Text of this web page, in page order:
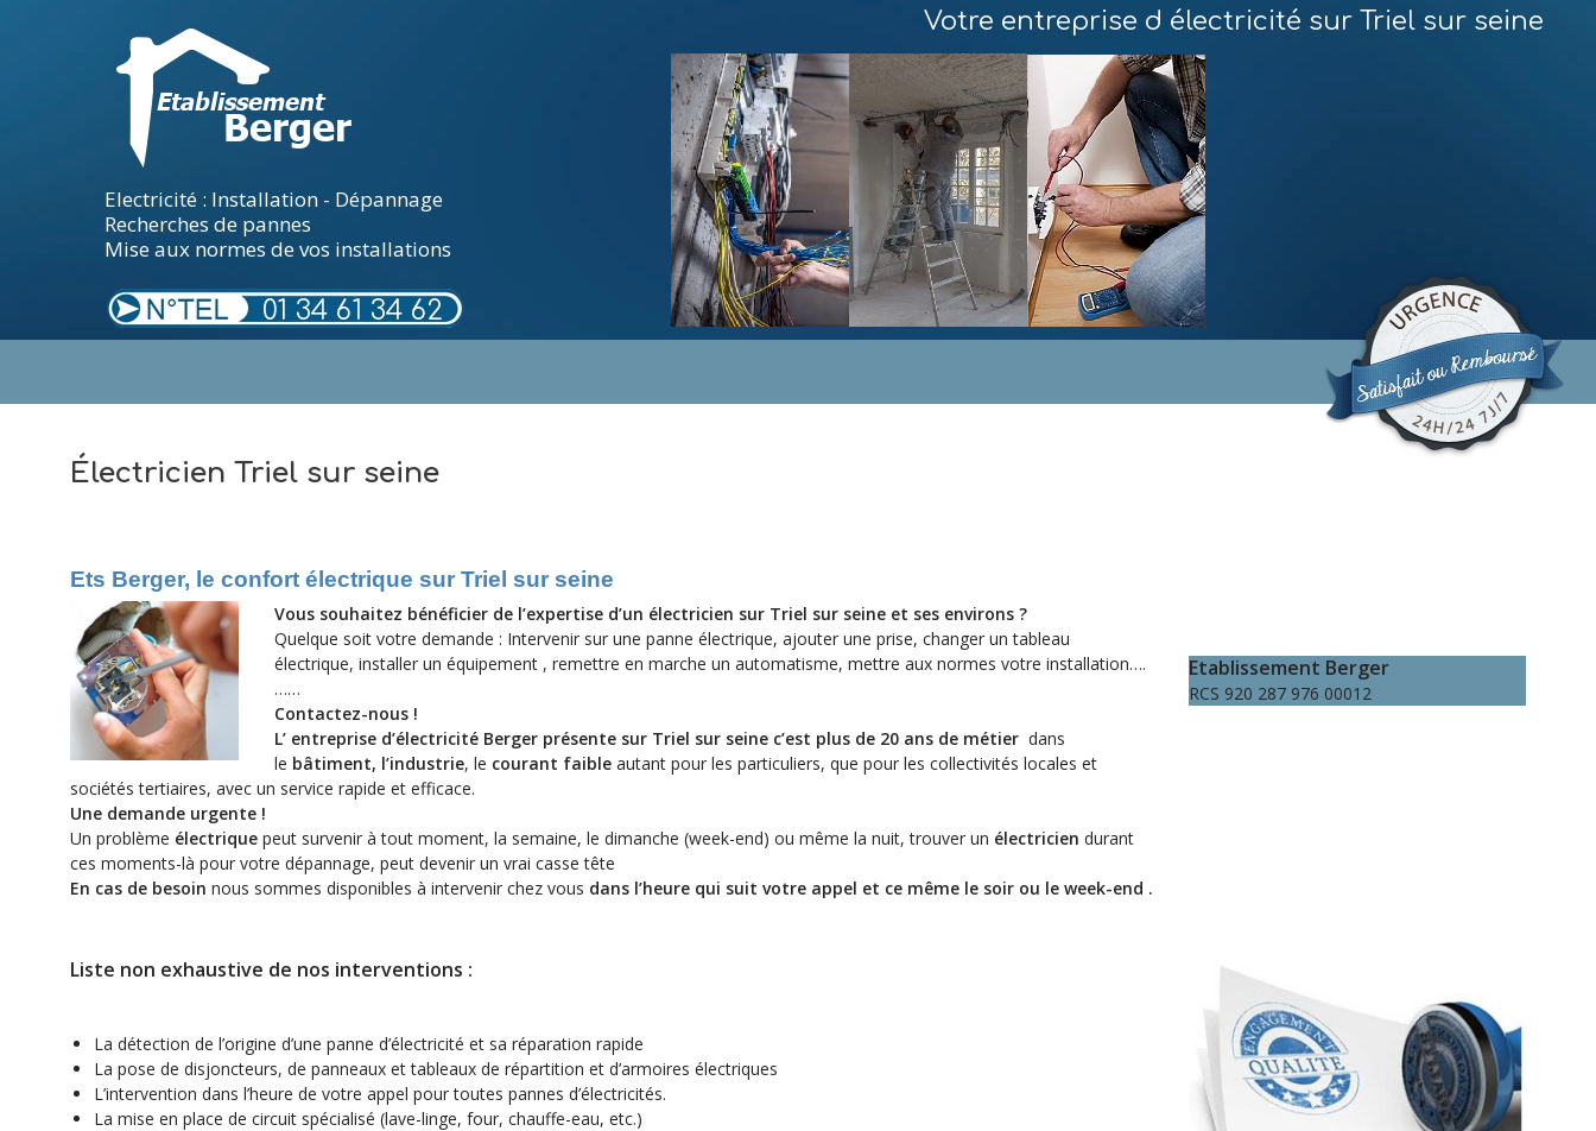
Electricité : Installation - Dépannage
Recherches de pannes
Mise aux normes de vos installations
01 34 61 34 62
Votre entreprise d électricité sur Triel sur seine
Électricien Triel sur seine
Ets Berger, le confort électrique sur Triel sur seine
Vous souhaitez bénéficier de l’expertise d’un électricien sur Triel sur seine et ses environs ?
Quelque soit votre demande : Intervenir sur une panne électrique, ajouter une prise, changer un tableau
électrique, installer un équipement , remettre en marche un automatisme, mettre aux normes votre installation….
……
Contactez-nous !
L’ entreprise d’électricité Berger présente sur Triel sur seine c’est plus de 20 ans de métier dans
le bâtiment, l’industrie, le courant faible autant pour les particuliers, que pour les collectivités locales et
sociétés tertiaires, avec un service rapide et efficace.
Une demande urgente !
Un problème électrique peut survenir à tout moment, la semaine, le dimanche (week-end) ou même la nuit, trouver un électricien durant
ces moments-là pour votre dépannage, peut devenir un vrai casse tête
En cas de besoin nous sommes disponibles à intervenir chez vous dans l’heure qui suit votre appel et ce même le soir ou le week-end .
Etablissement Berger
RCS 920 287 976 00012
Liste non exhaustive de nos interventions :
La détection de l’origine d’une panne d’électricité et sa réparation rapide
La pose de disjoncteurs, de panneaux et tableaux de répartition et d’armoires électriques
L’intervention dans l’heure de votre appel pour toutes pannes d’électricités.
La mise en place de circuit spécialisé (lave-linge, four, chauffe-eau, etc.)